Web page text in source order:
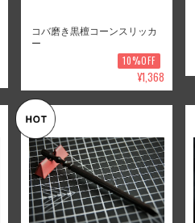
コバ磨き黒檀コーンスリッカ
ー
10%OFF
¥1,368